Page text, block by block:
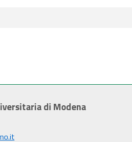
di Modena